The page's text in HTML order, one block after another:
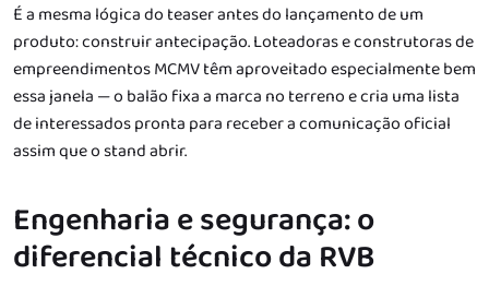
É a mesma lógica do teaserantes do lançamento de um
produto: construir antecipação. Loteadoras e construtoras de
empreendimentos MCMV têm aproveitado especialmente bem
essa janela — o balão fixa a marca no terreno e cria uma lista
de interessados pronta para receber a comunicação oficial
assim que o stand abrir.
Engenharia e segurança: o
diferencial técnico da RVB